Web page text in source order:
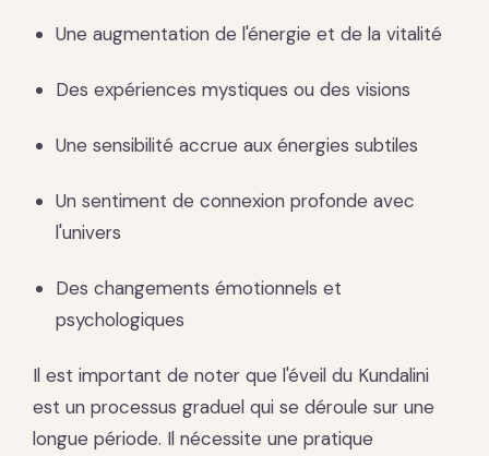
Une augmentation de l'énergie et de la vitalité
Des expériences mystiques ou des visions
Une sensibilité accrue aux énergies subtiles
Un sentiment de connexion profonde avec
l'univers
Des changements émotionnels et
psychologiques
Il est important de noter que l'éveil du Kundalini
est un processus graduel qui se déroule sur une
longue période. Il nécessite une pratique